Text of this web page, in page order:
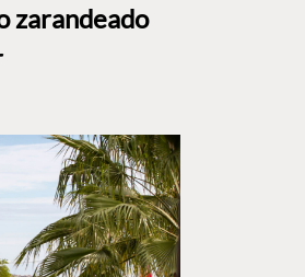
zarandeado